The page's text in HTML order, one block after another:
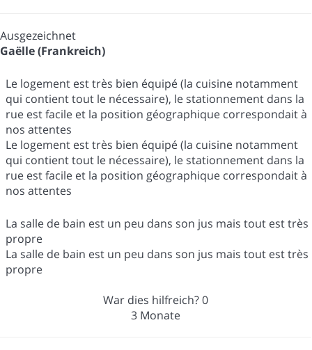
Ausgezeichnet
Gaëlle (Frankreich)
Le logement est très bien équipé (la cuisine notamment
qui contient tout le nécessaire), le stationnement dans la
rue est facile et la position géographique correspondait à
nos attentes
Le logement est très bien équipé (la cuisine notamment
qui contient tout le nécessaire), le stationnement dans la
rue est facile et la position géographique correspondait à
nos attentes
La salle de bain est un peu dans son jus mais tout est très
propre
La salle de bain est un peu dans son jus mais tout est très
propre
War dies hilfreich?0
3 Monate